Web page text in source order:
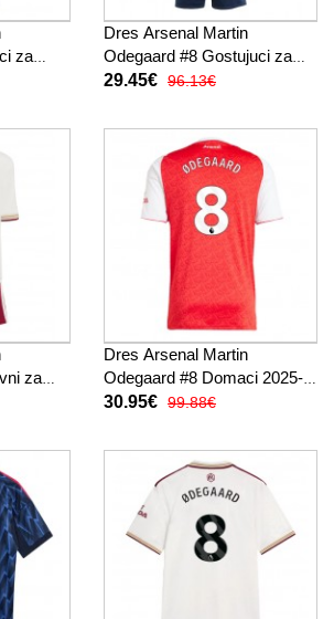
za
Rukav
Dres Arsenal Martin
Odegaard #8 Gostujuci za
djecu 2025-26 Kratak Rukav
29.45€ 96.13€
za
Rukav
Dres Arsenal Martin
Odegaard #8 Domaci 2025-
26 Kratak Rukav
30.95€ 99.88€